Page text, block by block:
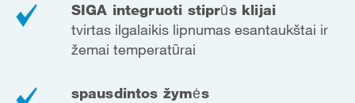
SIGA integruoti stiprūs klijai
tvirtas ilgalaikis lipnumas esantaukštai ir
žemai temperatūrai
spausdintos žymės